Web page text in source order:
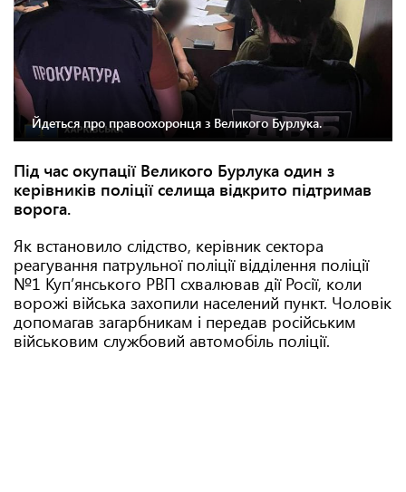
Йдеться про правоохоронця з Великого Бурлука.
Під час окупації Великого Бурлука один з
керівників поліції селища відкрито підтримав
ворога.
Як встановило слідство, керівник сектора
реагування патрульної поліції відділення поліції
№1 Купʼянського РВП схвалював дії Росії, коли
ворожі війська захопили населений пункт. Чоловік
допомагав загарбникам і передав російським
військовим службовий автомобіль поліції.